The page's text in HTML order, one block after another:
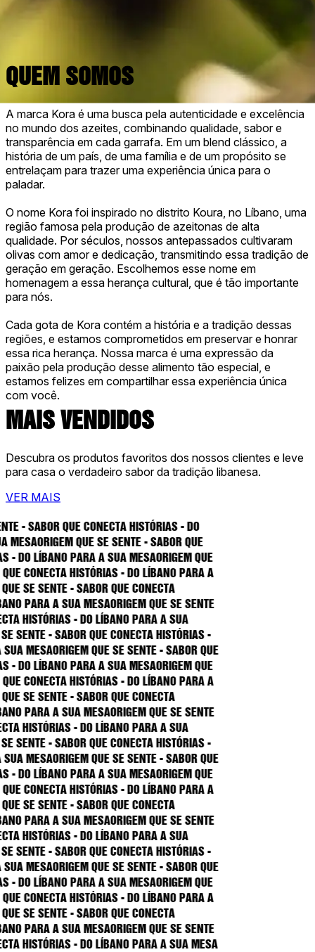
QUEM SOMOS
A marca Kora é uma busca pela autenticidade e excelência
no mundo dos azeites, combinando qualidade, sabor e
transparência em cada garrafa. Em um blend clássico, a
história de um país, de uma família e de um propósito se
entrelaçam para trazer uma experiência única para o
paladar.
O nome Kora foi inspirado no distrito Koura, no Líbano, uma
região famosa pela produção de azeitonas de alta
qualidade. Por séculos, nossos antepassados cultivaram
olivas com amor e dedicação, transmitindo essa tradição de
geração em geração. Escolhemos esse nome em
homenagem a essa herança cultural, que é tão importante
para nós.
Cada gota de Kora contém a história e a tradição dessas
regiões, e estamos comprometidos em preservar e honrar
essa rica herança. Nossa marca é uma expressão da
paixão pela produção desse alimento tão especial, e
estamos felizes em compartilhar essa experiência única
com você.
MAIS VENDIDOS
Descubra os produtos favoritos dos nossos clientes e leve
para casa o verdadeiro sabor da tradição libanesa.
VER MAIS
que conecta histórias - Do
que se sente - Sabor que
para a sua mesaOrigem que
histórias - Do Líbano para a
- Sabor que conecta
a sua mesaOrigem que se sente
- Do Líbano para a sua
- Sabor que conecta histórias -
Origem que se sente - Sabor que
para a sua mesaOrigem que
histórias - Do Líbano para a
- Sabor que conecta
a sua mesaOrigem que se sente
- Do Líbano para a sua
- Sabor que conecta histórias -
Origem que se sente - Sabor que
para a sua mesaOrigem que
histórias - Do Líbano para a
- Sabor que conecta
a sua mesaOrigem que se sente
- Do Líbano para a sua
- Sabor que conecta histórias -
Origem que se sente - Sabor que
para a sua mesaOrigem que
histórias - Do Líbano para a
- Sabor que conecta
a sua mesaOrigem que se sente
- Do Líbano para a sua mesa